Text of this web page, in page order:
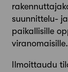
suunnittelu-
paikallisille
viranomaisille.
Ilmoittaudu